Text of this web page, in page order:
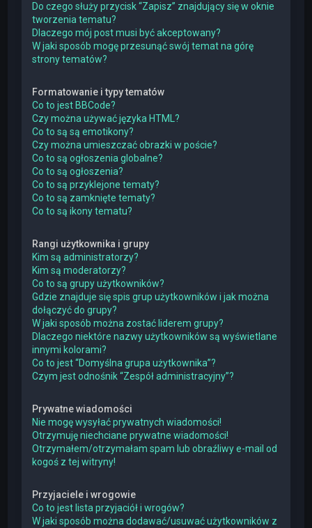
Do czego służy przycisk “Zapisz” znajdujący się w oknie
tworzenia tematu?
Dlaczego mój post musi być akceptowany?
W jaki sposób mogę przesunąć swój temat na górę
strony tematów?
Formatowanie i typy tematów
Co to jest BBCode?
Czy można używać języka HTML?
Co to są są emotikony?
Czy można umieszczać obrazki w poście?
Co to są ogłoszenia globalne?
Co to są ogłoszenia?
Co to są przyklejone tematy?
Co to są zamknięte tematy?
Co to są ikony tematu?
Rangi użytkownika i grupy
Kim są administratorzy?
Kim są moderatorzy?
Co to są grupy użytkowników?
Gdzie znajduje się spis grup użytkowników i jak można
dołączyć do grupy?
W jaki sposób można zostać liderem grupy?
Dlaczego niektóre nazwy użytkowników są wyświetlane
innymi kolorami?
Co to jest “Domyślna grupa użytkownika”?
Czym jest odnośnik “Zespół administracyjny”?
Prywatne wiadomości
Nie mogę wysyłać prywatnych wiadomości!
Otrzymuję niechciane prywatne wiadomości!
Otrzymałem/otrzymałam spam lub obraźliwy e-mail od
kogoś z tej witryny!
Przyjaciele i wrogowie
Co to jest lista przyjaciół i wrogów?
W jaki sposób można dodawać/usuwać użytkowników z